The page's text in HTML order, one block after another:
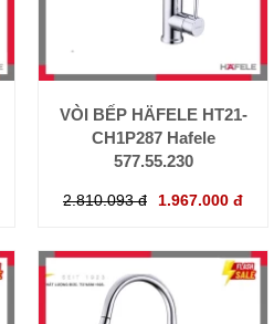
VÒI BẾP HÄFELE HT21-
CH1P287 Hafele
577.55.230
2.810.093 đ 1.967.000 đ